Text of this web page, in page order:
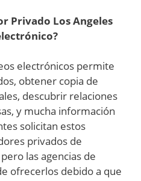
Privado Los Angeles
electrónicos permite
obtener copia de
descubrir relaciones
y mucha información
solicitan estos
privados de
las agencias de
ofrecerlos debido a que